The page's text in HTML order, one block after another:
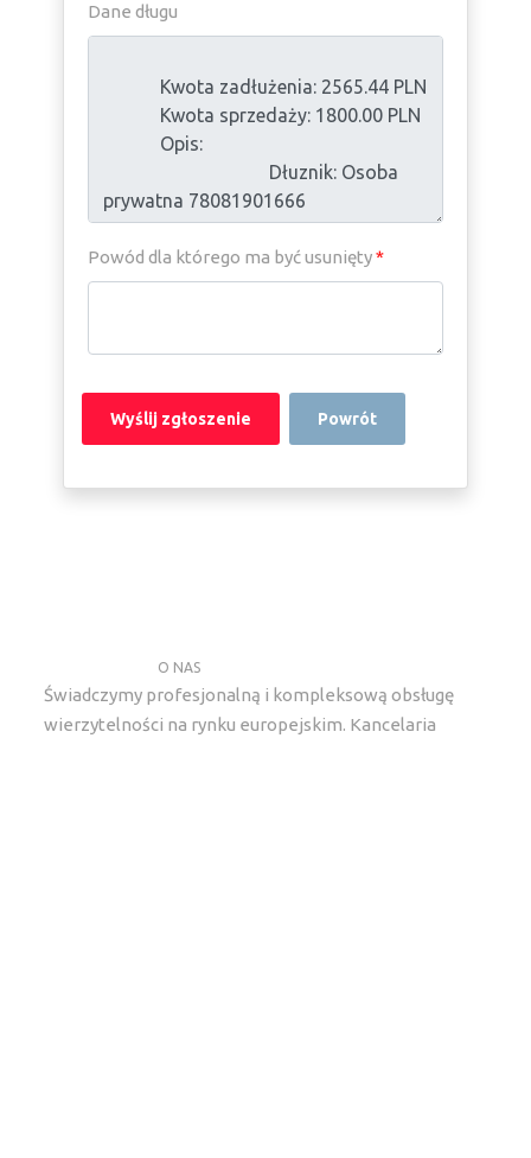
Dane długu
Powód dla którego ma być usunięty*
Powrót
O NAS
Świadczymy profesjonalną i kompleksową obsługę
wierzytelności na rynku europejskim. Kancelaria